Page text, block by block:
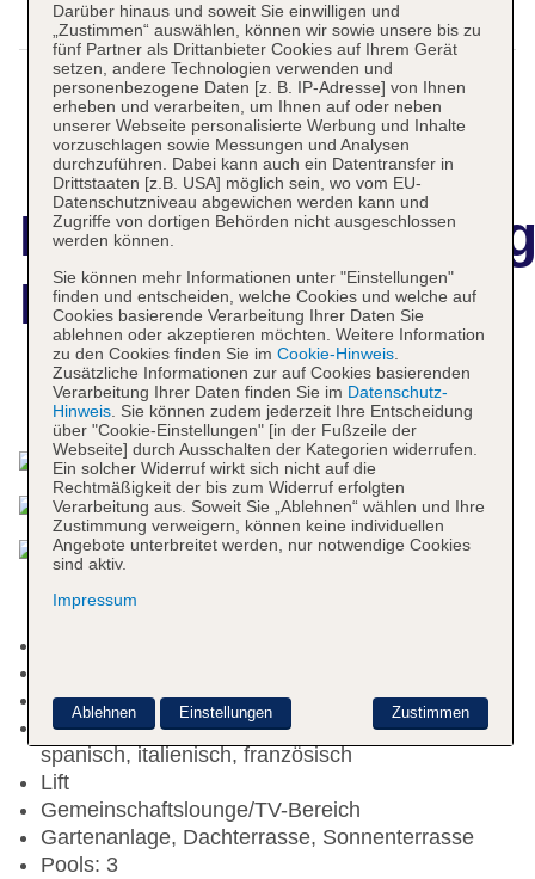
Parkhotel Peru
Das bietet Ihre Unterkunft
Check-out Zeit bis 10:00 Uhr
Rezeption: Sprachen: deutsch, englisch,
spanisch, italienisch, französisch
Lift
Gemeinschaftslounge/TV-Bereich
Gartenanlage, Dachterrasse, Sonnenterrasse
Pools: 3
Darüber hinaus und soweit Sie einwilligen und
„Zustimmen“ auswählen, können wir sowie unsere bis zu
fünf Partner als Drittanbieter Cookies auf Ihrem Gerät
setzen, andere Technologien verwenden und
personenbezogene Daten [z. B. IP-Adresse] von Ihnen
erheben und verarbeiten, um Ihnen auf oder neben
unserer Webseite personalisierte Werbung und Inhalte
vorzuschlagen sowie Messungen und Analysen
durchzuführen. Dabei kann auch ein Datentransfer in
Drittstaaten [z.B. USA] möglich sein, wo vom EU-
Datenschutzniveau abgewichen werden kann und
Zugriffe von dortigen Behörden nicht ausgeschlossen
werden können.
Sie können mehr Informationen unter "Einstellungen"
finden und entscheiden, welche Cookies und welche auf
Cookies basierende Verarbeitung Ihrer Daten Sie
ablehnen oder akzeptieren möchten. Weitere Information
zu den Cookies finden Sie im Cookie-Hinweis.
Zusätzliche Informationen zur auf Cookies basierenden
Verarbeitung Ihrer Daten finden Sie im Datenschutz-
Hinweis. Sie können zudem jederzeit Ihre Entscheidung
über "Cookie-Einstellungen" [in der Fußzeile der
Webseite] durch Ausschalten der Kategorien widerrufen.
Ein solcher Widerruf wirkt sich nicht auf die
Rechtmäßigkeit der bis zum Widerruf erfolgten
Verarbeitung aus. Soweit Sie „Ablehnen“ wählen und Ihre
Zustimmung verweigern, können keine individuellen
Angebote unterbreitet werden, nur notwendige Cookies
sind aktiv.
Impressum
Zustimmen
Ablehnen Einstellungen